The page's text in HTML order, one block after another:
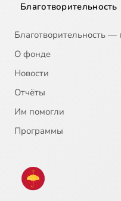
Благотворительность
Благотворительность
О фонде
Новости
Отчёты
Им помогли
Программы